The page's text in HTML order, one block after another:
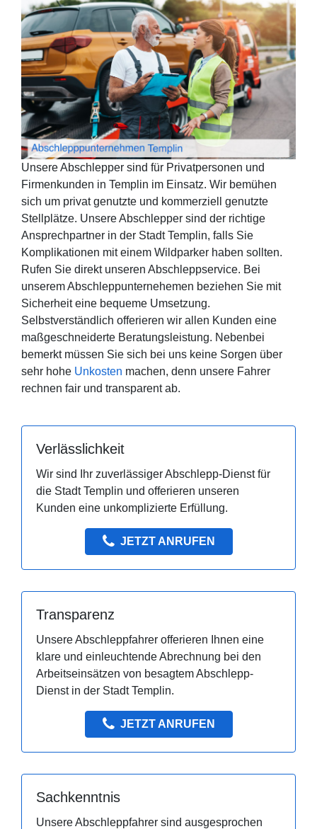
Unsere Abschlepper sind für Privatpersonen und
Firmenkunden in Templin im Einsatz. Wir bemühen
sich um privat genutzte und kommerziell genutzte
Stellplätze. Unsere Abschlepper sind der richtige
Ansprechpartner in der Stadt Templin, falls Sie
Komplikationen mit einem Wildparker haben sollten.
Rufen Sie direkt unseren Abschleppservice. Bei
unserem Abschleppunternehemen beziehen Sie mit
Sicherheit eine bequeme Umsetzung.
Selbstverständlich offerieren wir allen Kunden eine
maßgeschneiderte Beratungsleistung. Nebenbei
bemerkt müssen Sie sich bei uns keine Sorgen über
sehr hohe Unkosten machen, denn unsere Fahrer
rechnen fair und transparent ab.
Verlässlichkeit
Wir sind Ihr zuverlässiger Abschlepp-Dienst für
die Stadt Templin und offerieren unseren
Kunden eine unkomplizierte Erfüllung.
JETZT ANRUFEN
Transparenz
Unsere Abschleppfahrer offerieren Ihnen eine
klare und einleuchtende Abrechnung bei den
Arbeitseinsätzen von besagtem Abschlepp-
Dienst in der Stadt Templin.
JETZT ANRUFEN
Sachkenntnis
Unsere Abschleppfahrer sind ausgesprochen